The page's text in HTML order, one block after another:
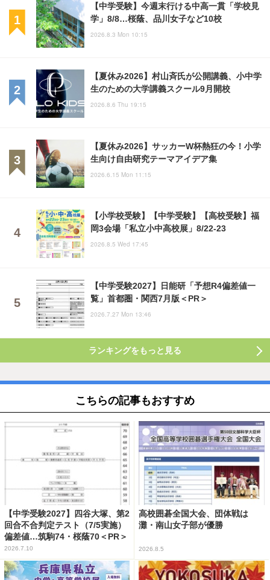
【中学受験】今週末行ける中高一貫「学校見
学」8/8…桜蔭、品川女子など10校
2026.8.3 Mon 10:15
【夏休み2026】村山斉氏が公開講義、小中学
生のための大学講義スクール9月開校
2026.8.6 Thu 19:15
【夏休み2026】サッカーW杯熱狂の今！小学
生向け自由研究テーマアイデア集
2026.6.15 Mon 11:15
【小学校受験】【中学受験】【高校受験】福
岡3会場「私立小中高校展」8/22-23
2026.8.5 Wed 17:45
【中学受験2027】日能研「予想R4偏差値一
覧」首都圏・関西7月版＜PR＞
2026.7.27 Mon 13:46
ランキングをもっと見る
こちらの記事もおすすめ
【中学受験2027】四谷大塚、第2
回合不合判定テスト（7/5実施）
偏差値…筑駒74・桜蔭70＜PR＞
2026.7.10
高校囲碁全国大会、団体戦は
灘・南山女子部が優勝
2026.8.5